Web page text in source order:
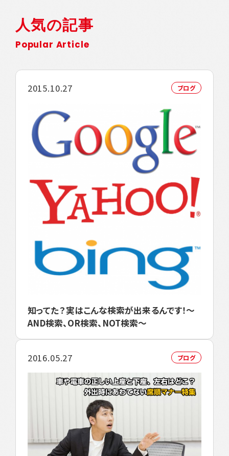
人気の記事
Popular Article
2015.10.27 ブログ
知ってた？実はこんな検索が出来るんです！～
AND検索、OR検索、NOT検索～
2016.05.27 ブログ